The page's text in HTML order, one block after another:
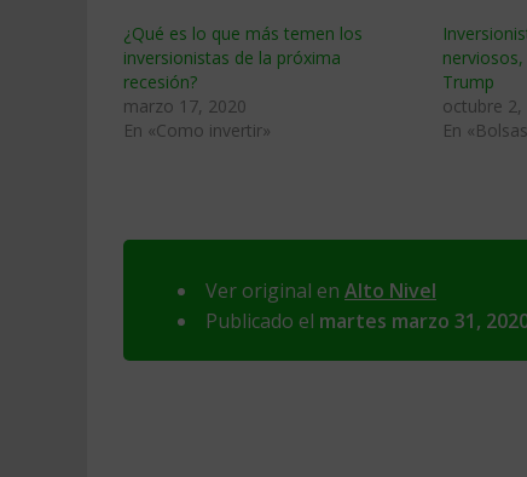
¿Qué es lo que más temen los
inversionistas de la próxima
recesión?
marzo 17, 2020
En «Como invertir»
Trump
octubre 2,
En
Ver original en Alto Nivel
Publicado el martes marzo 31,